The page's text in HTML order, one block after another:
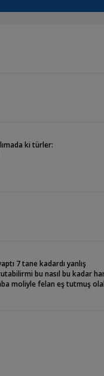
ki türler:
7 tane kadardı yanlış
bu nasıl bu kadar
moliyle felan eş tutmuş